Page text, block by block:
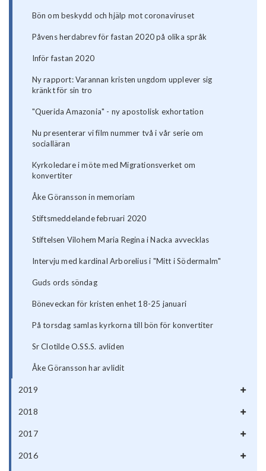
Bön om beskydd och hjälp mot coronaviruset
Påvens herdabrev för fastan 2020 på olika språk
Inför fastan 2020
Ny rapport: Varannan kristen ungdom upplever sig
kränkt för sin tro
"Querida Amazonia" - ny apostolisk exhortation
Nu presenterar vi film nummer två i vår serie om
socialläran
Kyrkoledare i möte med Migrationsverket om
konvertiter
Åke Göransson in memoriam
Stiftsmeddelande februari 2020
Stiftelsen Vilohem Maria Regina i Nacka avvecklas
Intervju med kardinal Arborelius i "Mitt i Södermalm"
Guds ords söndag
Böneveckan för kristen enhet 18-25 januari
På torsdag samlas kyrkorna till bön för konvertiter
Sr Clotilde O.SS.S. avliden
Åke Göransson har avlidit
2019
2018
2017
2016